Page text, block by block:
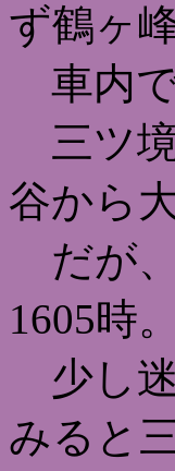
ず鶴ヶ
車内で
三ツ
谷から
だが、
1605時。
少し
みると